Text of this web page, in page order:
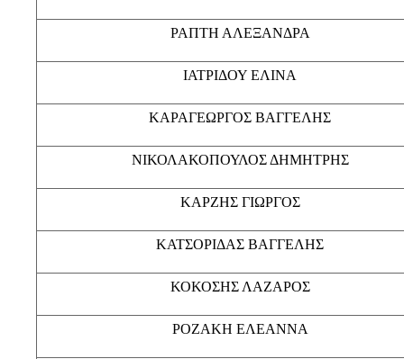
ΡΑΠΤΗ ΑΛΕΞΑΝΔΡΑ
ΙΑΤΡΙΔΟΥ ΕΛΙΝΑ
ΚΑΡΑΓΕΩΡΓΟΣ ΒΑΓΓΕΛΗΣ
ΝΙΚΟΛΑΚΟΠΟΥΛΟΣ ΔΗΜΗΤΡΗΣ
ΚΑΡΖΗΣ ΓΙΩΡΓΟΣ
ΚΑΤΣΟΡΙΔΑΣ ΒΑΓΓΕΛΗΣ
ΚΟΚΟΣΗΣ ΛΑΖΑΡΟΣ
ΡΟΖΑΚΗ ΕΛΕΑΝΝΑ